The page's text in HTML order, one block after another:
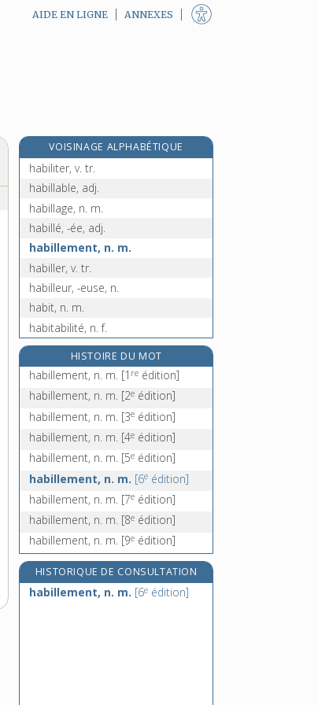
AIDE EN LIGNE ANNEXES
VOISINAGE ALPHABÉTIQUE
habilité, n. f.
habiliter, v. tr.
habillable, adj.
habillage, n. m.
habillé, -ée, adj.
habillement, n. m.
habiller, v. tr.
habilleur, -euse, n.
habit, n. m.
habitabilité, n. f.
habitable, adj.
habitacle, n. m.
habitation, n. f.
HISTOIRE DU MOT
habillement, n. m. [1 re édition]
habillement, n. m. [2e édition]
habillement, n. m. [3e édition]
habillement, n. m. [4e édition]
habillement, n. m. [5e édition]
habillement, n. m. [6e édition]
habillement, n. m. [7e édition]
habillement, n. m. [8e édition]
habillement, n. m. [9e édition]
HISTORIQUE DE CONSULTATION
habillement, n. m. [6e édition]